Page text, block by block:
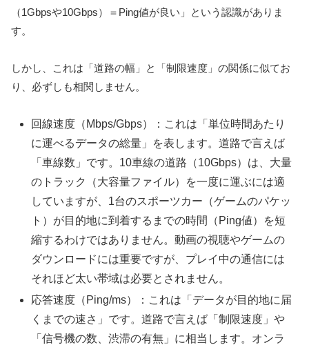
（1Gbpsや10Gbps）＝Ping値が良い」という認識がありま
す。
しかし、これは「道路の幅」と「制限速度」の関係に似てお
り、必ずしも相関しません。
回線速度（Mbps/Gbps）：これは「単位時間あたり
に運べるデータの総量」を表します。道路で言えば
「車線数」です。10車線の道路（10Gbps）は、大量
のトラック（大容量ファイル）を一度に運ぶには適
していますが、1台のスポーツカー（ゲームのパケッ
ト）が目的地に到着するまでの時間（Ping値）を短
縮するわけではありません。動画の視聴やゲームの
ダウンロードには重要ですが、プレイ中の通信には
それほど太い帯域は必要とされません。
応答速度（Ping/ms）：これは「データが目的地に届
くまでの速さ」です。道路で言えば「制限速度」や
「信号機の数、渋滞の有無」に相当します。オンラ